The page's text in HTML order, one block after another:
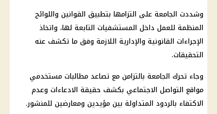
وشددت الجامعة على التزامها بتطبيق القوانين واللوائح
المنظمة للعمل داخل المستشفيات التابعة لها، واتخاذ
الإجراءات القانونية والإدارية اللازمة وفق ما تكشف عنه
التحقيقات.
وجاء تحرك الجامعة بالتزامن مع تصاعد مطالبات مستخدمي
مواقع التواصل الاجتماعي بكشف حقيقة الادعاءات وعدم
الاكتفاء بالردود المتداولة بين مؤيدين ومعارضين للمنشور.